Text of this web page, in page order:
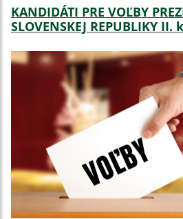
KANDIDÁTI PRE VOĽBY
SLOVENSKEJ REPUBLIKY